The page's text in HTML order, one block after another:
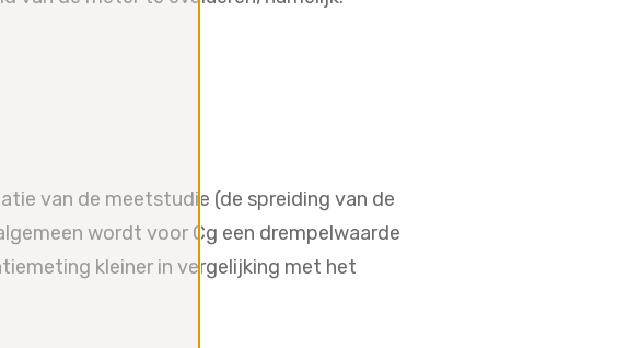
van de meetstudie (de spreiding van de
wordt voor Cg een drempelwaarde
kleiner in vergelijking met het